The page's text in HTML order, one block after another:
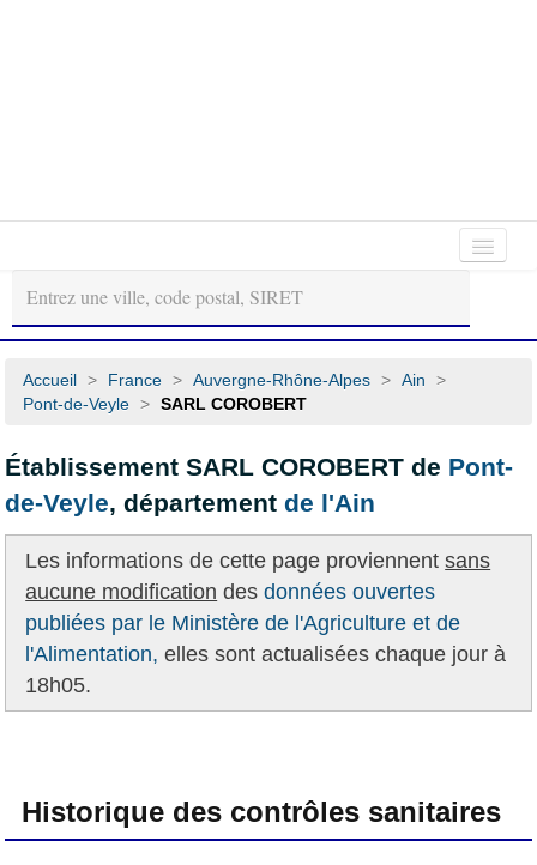
Autour
de
moi
Régions
Accueil > France > Auvergne-Rhône-Alpes > Ain
>
Pont-de-Veyle > SARL COROBERT
Établissement SARL COROBERT de Pont-
de-Veyle, départementde l'Ain
Les informations de cette page proviennentsans
aucune modification desdonnées ouvertes
publiées par le Ministère de l'Agriculture et de
l'Alimentation, elles sont actualisées chaque jour à
18h05.
Historique des contrôles sanitaires